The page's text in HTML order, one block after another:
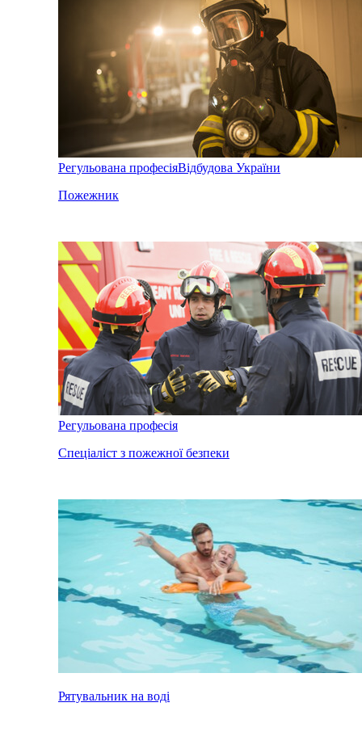
Регульована професіяВідбудова України
Пожежник
Регульована професія
Спеціаліст з пожежної безпеки
Рятувальник на воді